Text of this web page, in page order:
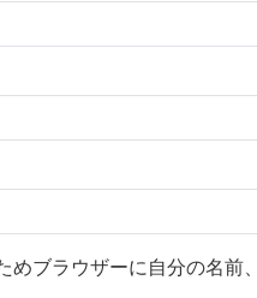
めブラウザーに自分の名前